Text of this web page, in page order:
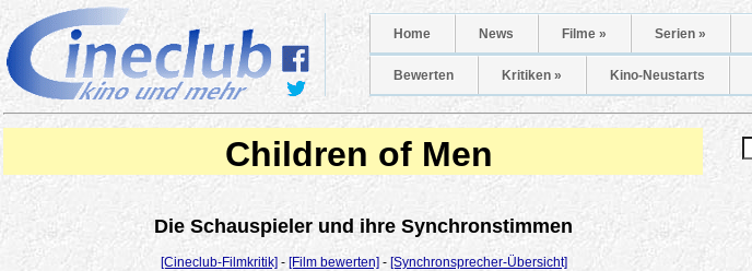
Home News Filme » Serien »
Bewerten Kritiken » Kino-Neustarts
Children of Men
Die Schauspieler und ihre Synchronstimmen
[Cineclub-Filmkritik] - [Film bewerten] - [Synchronsprecher-Übersicht]